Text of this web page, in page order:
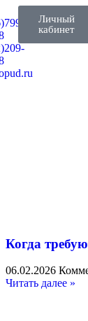
Личный
кабинет
Когда
06.02.2026
Читать далее »